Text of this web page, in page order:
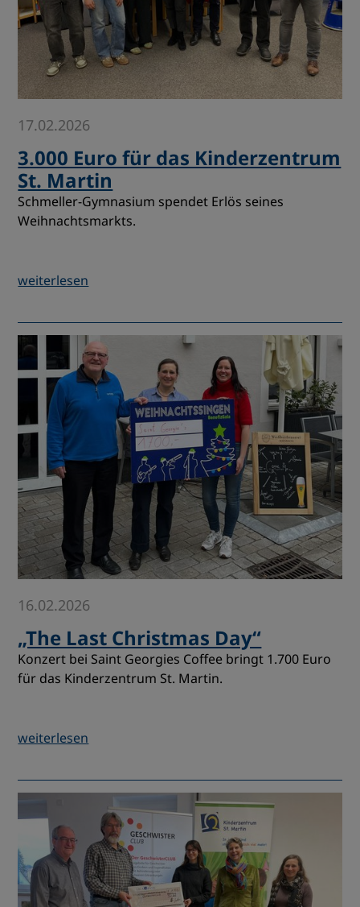
17.02.2026
3.000 Euro für das Kinderzentrum
St. Martin
Schmeller-Gymnasium spendet Erlös seines
Weihnachtsmarkts.
weiterlesen
16.02.2026
„The Last Christmas Day“
Konzert bei Saint Georgies Coffee bringt 1.700 Euro
für das Kinderzentrum St. Martin.
weiterlesen